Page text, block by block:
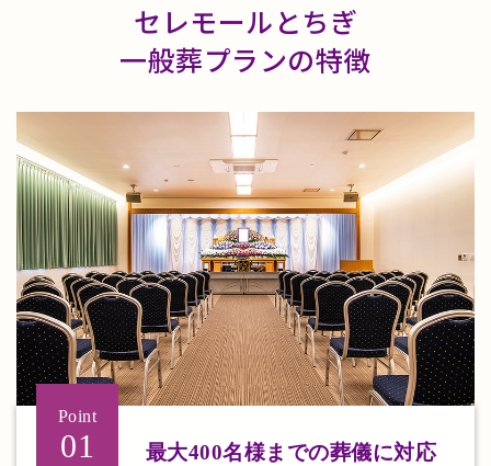
セレモールとちぎ
一般葬プランの特徴
Point
01 最大400名様までの葬儀に対応